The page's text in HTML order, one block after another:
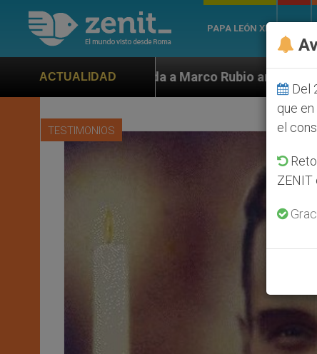
PAPA LEÓN XIV
ACTUALIDAD
Marco Rubio ante persecución de colonos judíos
TESTIMONIOS
Del
que
el
ZENIT